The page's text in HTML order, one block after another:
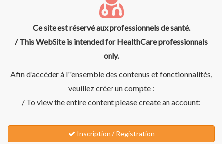
Ce site est réservé aux professionnels de santé.
/ This WebSite is intended for HealthCare professionnals
only.
Afin d’accéder à l''ensemble des contenus et fonctionnalités,
veuillez créer un compte :
/ To view the entire content please create an account:
Inscription / Registration